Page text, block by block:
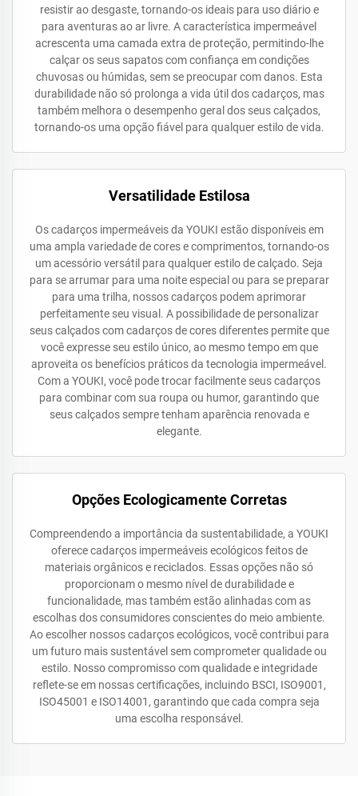
resistir ao desgaste, tornando-os ideais para uso diário e
para aventuras ao ar livre. A característica impermeável
acrescenta uma camada extra de proteção, permitindo-lhe
calçar os seus sapatos com confiança em condições
chuvosas ou húmidas, sem se preocupar com danos. Esta
durabilidade não só prolonga a vida útil dos cadarços, mas
também melhora o desempenho geral dos seus calçados,
tornando-os uma opção fiável para qualquer estilo de vida.
Versatilidade Estilosa
Os cadarços impermeáveis da YOUKI estão disponíveis em
uma ampla variedade de cores e comprimentos, tornando-os
um acessório versátil para qualquer estilo de calçado. Seja
para se arrumar para uma noite especial ou para se preparar
para uma trilha, nossos cadarços podem aprimorar
perfeitamente seu visual. A possibilidade de personalizar
seus calçados com cadarços de cores diferentes permite que
você expresse seu estilo único, ao mesmo tempo em que
aproveita os benefícios práticos da tecnologia impermeável.
Com a YOUKI, você pode trocar facilmente seus cadarços
para combinar com sua roupa ou humor, garantindo que
seus calçados sempre tenham aparência renovada e
elegante.
Opções Ecologicamente Corretas
Compreendendo a importância da sustentabilidade, a YOUKI
oferece cadarços impermeáveis ecológicos feitos de
materiais orgânicos e reciclados. Essas opções não só
proporcionam o mesmo nível de durabilidade e
funcionalidade, mas também estão alinhadas com as
escolhas dos consumidores conscientes do meio ambiente.
Ao escolher nossos cadarços ecológicos, você contribui para
um futuro mais sustentável sem comprometer qualidade ou
estilo. Nosso compromisso com qualidade e integridade
reflete-se em nossas certificações, incluindo BSCI, ISO9001,
ISO45001 e ISO14001, garantindo que cada compra seja
uma escolha responsável.